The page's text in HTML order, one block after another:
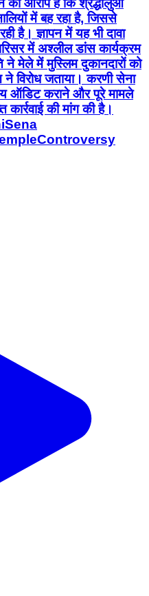
में बह रहा है, जिससे
है। ज्ञापन में यह भी दावा
में अश्लील डांस कार्यक्रम
मेले में मुस्लिम दुकानदारों को
विरोध जताया। करणी सेना
ऑडिट कराने और पूरे मामले
कार्रवाई की मांग की है।